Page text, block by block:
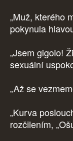
„Muž, kterého
pokynula
„Jsem gigolo!
sexuální
„Až se
„Kurva
rozčilením,